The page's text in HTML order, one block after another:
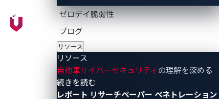
ゼロデイ脆弱性
ブログ
リソース
リソース
自動車サイバーセキュリティ の理解を深める
続きを読む
レポート リサーチペーパー ペネトレーション
行することで、CPUは条件付き操作の完了を待つこと
なく、タスクの処理時間を効果的に短縮できます。こ
あるいは「分岐予測」と呼ばれます。
しかし、分岐予測はあくまでも予測に過ぎず、決して
完璧ではない点を理解することが重要です。時には予